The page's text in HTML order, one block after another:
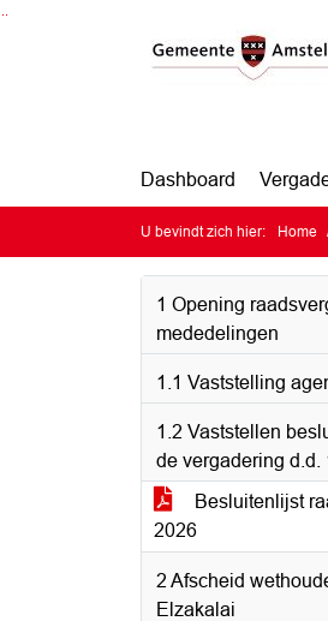
Dashboard
U bevindt zich hier: Home
1 Opening
mededelingen
1.1 Vaststelling
1.2 Vaststellen
de vergadering d.d.
Besluitenlijst
2026
2 Afscheid
Elzakalai